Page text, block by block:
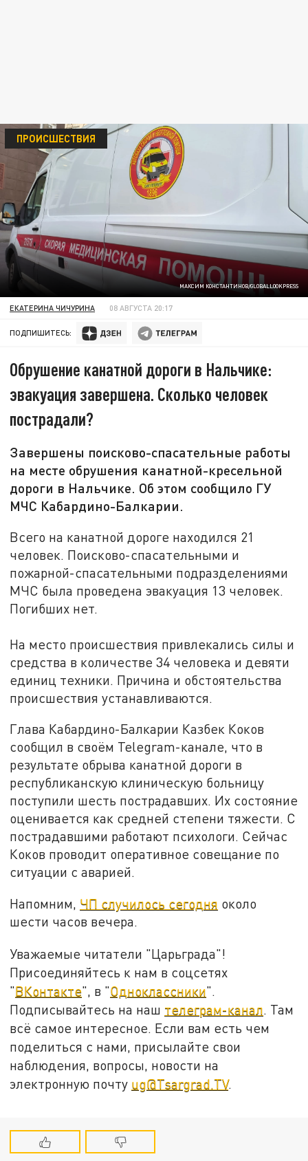
МАКСИМ КОНСТАНТИНОВ/GLOBALLOOKPRESS
ПРОИСШЕСТВИЯ
ЕКАТЕРИНА ЧИЧУРИНА 08 АВГУСТА 20:17
ПОДПИШИТЕСЬ:
Обрушение канатной дороги в Нальчике:
эвакуация завершена. Сколько человек
пострадали?
Завершены поисково-спасательные работы
на месте обрушения канатной-кресельной
дороги в Нальчике. Об этом сообщило ГУ
МЧС Кабардино-Балкарии.
Всего на канатной дороге находился 21
человек. Поисково-спасательными и
пожарной-спасательными подразделениями
МЧС была проведена эвакуация 13 человек.
Погибших нет.
На место происшествия привлекались силы и
средства в количестве 34 человека и девяти
единиц техники. Причина и обстоятельства
происшествия устанавливаются.
Глава Кабардино-Балкарии Казбек Коков
сообщил в своём Telegram-канале, что в
результате обрыва канатной дороги в
республиканскую клиническую больницу
поступили шесть пострадавших. Их состояние
оценивается как средней степени тяжести. С
пострадавшими работают психологи. Сейчас
Коков проводит оперативное совещание по
ситуации с аварией.
Напомним, ЧП случилось сегодня около
шести часов вечера.
Уважаемые читатели "Царьграда"!
Присоединяйтесь к нам в соцсетях
"ВКонтакте", в "Одноклассники".
Подписывайтесь на наш телеграм-канал. Там
всё самое интересное. Если вам есть чем
поделиться с нами, присылайте свои
наблюдения, вопросы, новости на
электронную почту ug@Tsargrad.TV.